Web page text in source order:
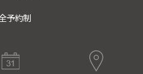
予約制